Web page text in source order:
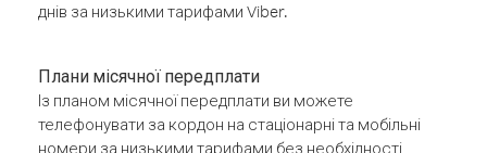
днів за низькими тарифами Viber.
Плани місячної передплати
Із планом місячної передплати ви можете
телефонувати за кордон на стаціонарні та мобільні
номери за низькими тарифами без необхідності